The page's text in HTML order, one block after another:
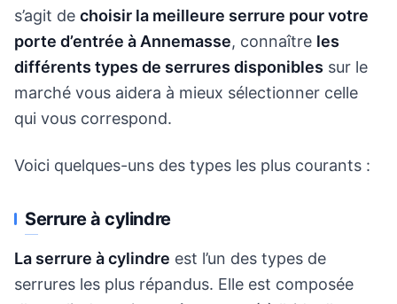
s’agit de choisir la meilleure serrure pour votre
porte d’entrée à Annemasse, connaître les
différents types de serrures disponibles sur le
marché vous aidera à mieux sélectionner celle
qui vous correspond.
Voici quelques-uns des types les plus courants :
Serrure à cylindre
La serrure à cylindre est l’un des types de
serrures les plus répandus. Elle est composée